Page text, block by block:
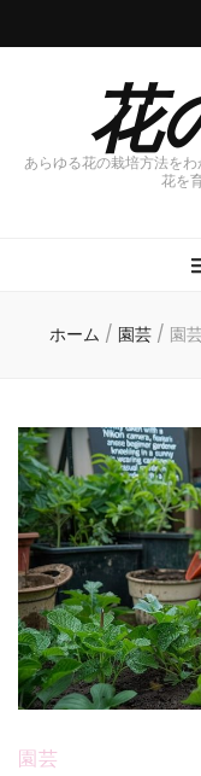
花
あらゆる花の栽培方法を
花を
ホーム / 園芸 / 園
園芸